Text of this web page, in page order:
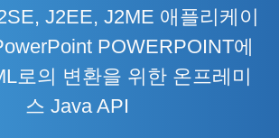
J2EE, J2ME 애플리케이
POWERPOINT에
로의 변환을 위한 온프레미
스 Java API